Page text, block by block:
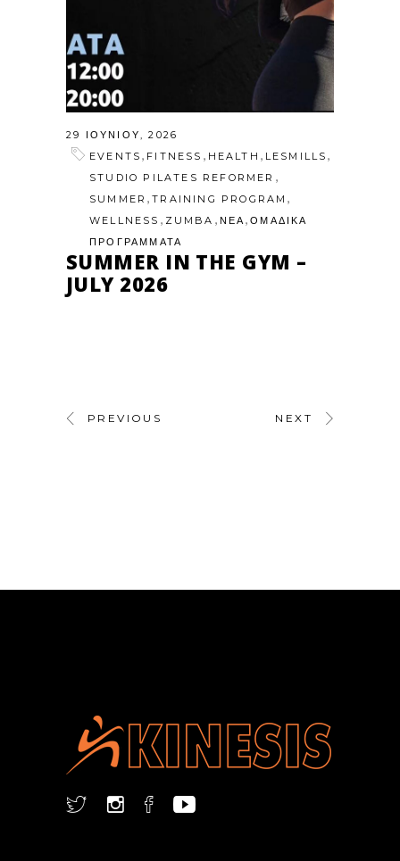
29 ΙΟΥΝΊΟΥ, 2026
EVENTS , FITNESS , HEALTH , LESMILLS ,
STUDIO PILATES REFORMER ,
SUMMER ,TRAINING PROGRAM ,
WELLNESS , ZUMBA , ΝΕΑ,ΟΜΑΔΙΚΑ
ΠΡΟΓΡΑΜΜΑΤΑ
SUMMER IN THE GYM –
JULY 2026
PREVIOUS NEXT